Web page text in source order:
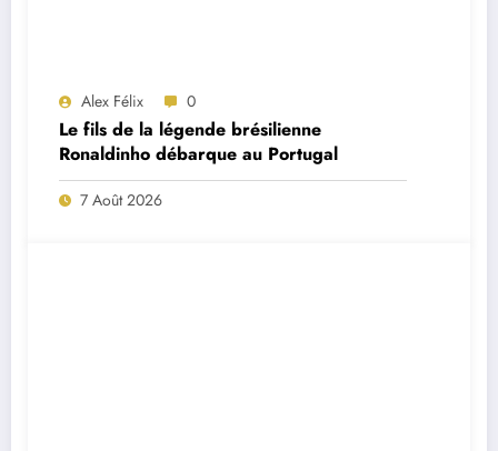
Alex Félix 0
Le fils de la légende brésilienne
Ronaldinho débarque au Portugal
7 Août 2026